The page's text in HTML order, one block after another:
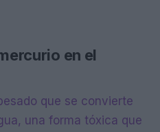
en el
que se convierte
una forma tóxica que